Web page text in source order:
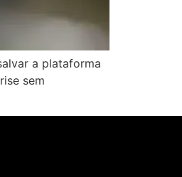
a plataforma
sem